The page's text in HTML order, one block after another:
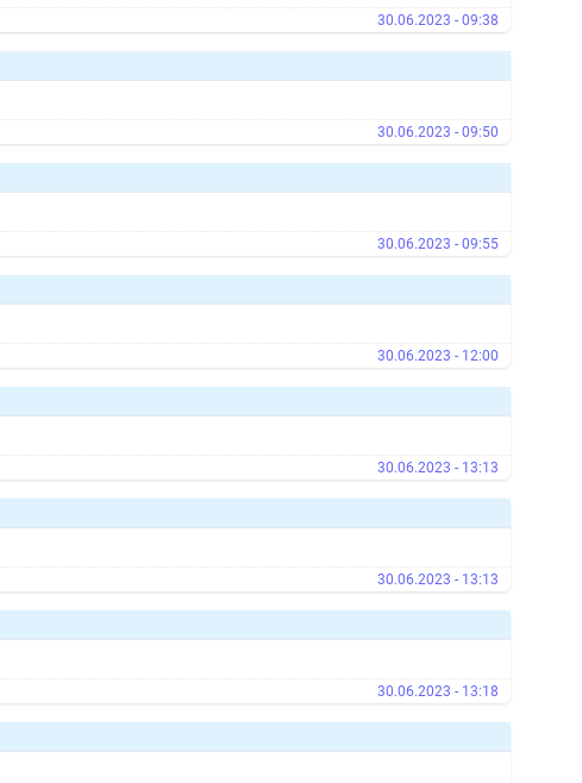
30.06.2023 - 09:38
30.06.2023 - 09:50
30.06.2023 - 09:55
30.06.2023 - 12:00
30.06.2023 - 13:13
30.06.2023 - 13:13
30.06.2023 - 13:18